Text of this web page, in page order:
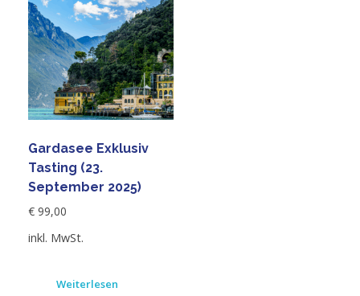
Gardasee Exklusiv
Tasting (23.
September 2025)
€ 99,00
inkl. MwSt.
Weiterlesen